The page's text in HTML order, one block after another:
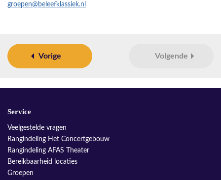
groepen@beleefklassiek.nl
Vorige Volgende
Service
Veelgestelde vragen
Rangindeling Het Concertgebouw
Rangindeling AFAS Theater
Bereikbaarheid locaties
Groepen